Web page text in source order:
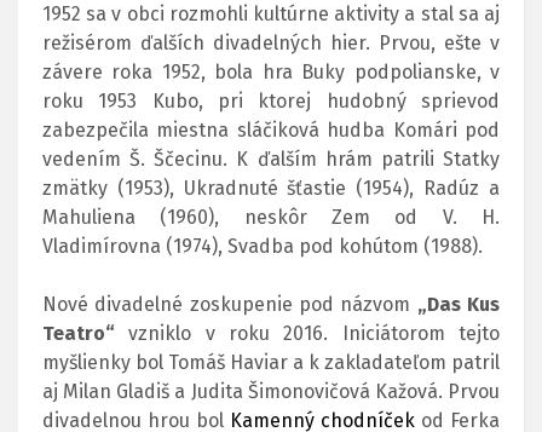
1952 sa v obci rozmohli kultúrne aktivity a stal sa aj
režisérom ďalších divadelných hier. Prvou, ešte v
závere roka 1952, bola hra Buky podpolianske, v
roku 1953 Kubo, pri ktorej hudobný sprievod
zabezpečila miestna sláčiková hudba Komári pod
vedením Š. Ščecinu. K ďalším hrám patrili Statky
zmätky (1953), Ukradnuté šťastie (1954), Radúz a
Mahuliena (1960), neskôr Zem od V. H.
Vladimírovna (1974), Svadba pod kohútom (1988).
Nové divadelné zoskupenie pod názvom „Das Kus
Teatro“ vzniklo v roku 2016. Iniciátorom tejto
myšlienky bol Tomáš Haviar a k zakladateľom patril
aj Milan Gladiš a Judita Šimonovičová Kažová. Prvou
divadelnou hrou bol Kamenný chodníček od Ferka